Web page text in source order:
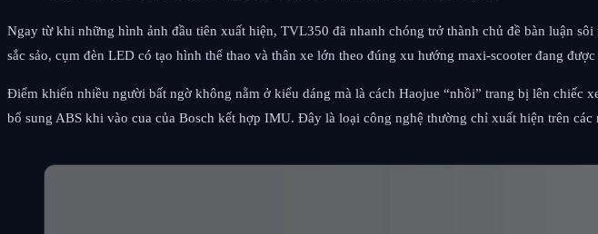
Ngay từ khi những hình ảnh đầu tiên xuất hiện, TVL350 đã nhanh chóng trở thành chủ đề bàn luận
sắc sảo, cụm đèn LED có tạo hình thể thao và thân xe lớn theo đúng xu hướng maxi-scooter đang
Điểm khiến nhiều người bất ngờ không nằm ở kiểu dáng mà là cách Haojue “nhồi” trang bị lên chiếc
bổ sung ABS khi vào cua của Bosch kết hợp IMU. Đây là loại công nghệ thường chỉ xuất hiện trên các